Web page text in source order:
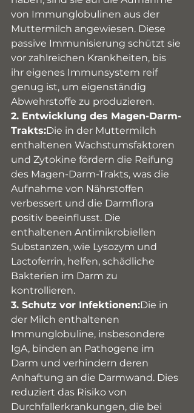
von Immunglobulinen aus der
Muttermilch angewiesen. Diese
passive Immunisierung schützt sie
vor zahlreichen Krankheiten, bis
ihr eigenes Immunsystem reif
genug ist, um eigenständig
Abwehrstoffe zu produzieren.
2. Entwicklung des Magen-Darm-
Trakts:Die in der Muttermilch
enthaltenen Wachstumsfaktoren
und Zytokine fördern die Reifung
des Magen-Darm-Trakts, was die
Aufnahme von Nährstoffen
verbessert und die Darmflora
positiv beeinflusst. Die
enthaltenen Antimikrobiellen
Substanzen, wie Lysozym und
Lactoferrin, helfen, schädliche
Bakterien im Darm zu
kontrollieren.
3. Schutz vor Infektionen:Die in
der Milch enthaltenen
Immunglobuline, insbesondere
IgA, binden an Pathogene im
Darm und verhindern deren
Anhaftung an die Darmwand. Dies
reduziert das Risiko von
Durchfallerkrankungen, die bei